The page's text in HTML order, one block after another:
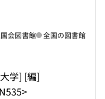
学] [編]
会図書館 全国の図書館